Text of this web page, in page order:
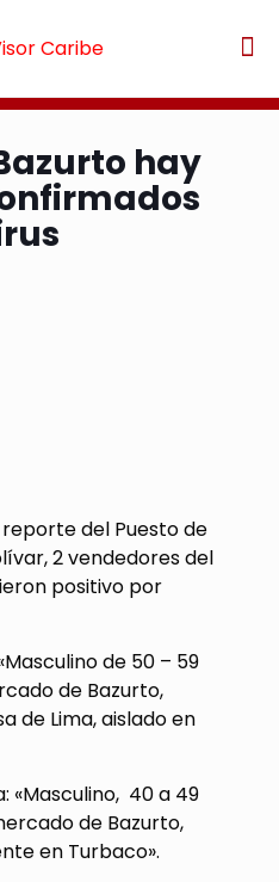
hay
del Puesto de
2 vendedores del
positivo por
de 50 – 59
de Bazurto,
de Lima, aislado en
«Masculino, 40 a 49
de Bazurto,
en Turbaco».